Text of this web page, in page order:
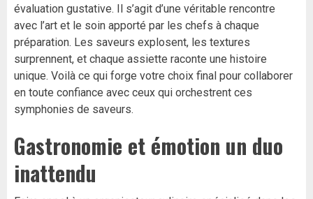
évaluation gustative. Il s’agit d’une véritable rencontre
avec l’art et le soin apporté par les chefs à chaque
préparation. Les saveurs explosent, les textures
surprennent, et chaque assiette raconte une histoire
unique. Voilà ce qui forge votre choix final pour collaborer
en toute confiance avec ceux qui orchestrent ces
symphonies de saveurs.
Gastronomie et émotion un duo
inattendu